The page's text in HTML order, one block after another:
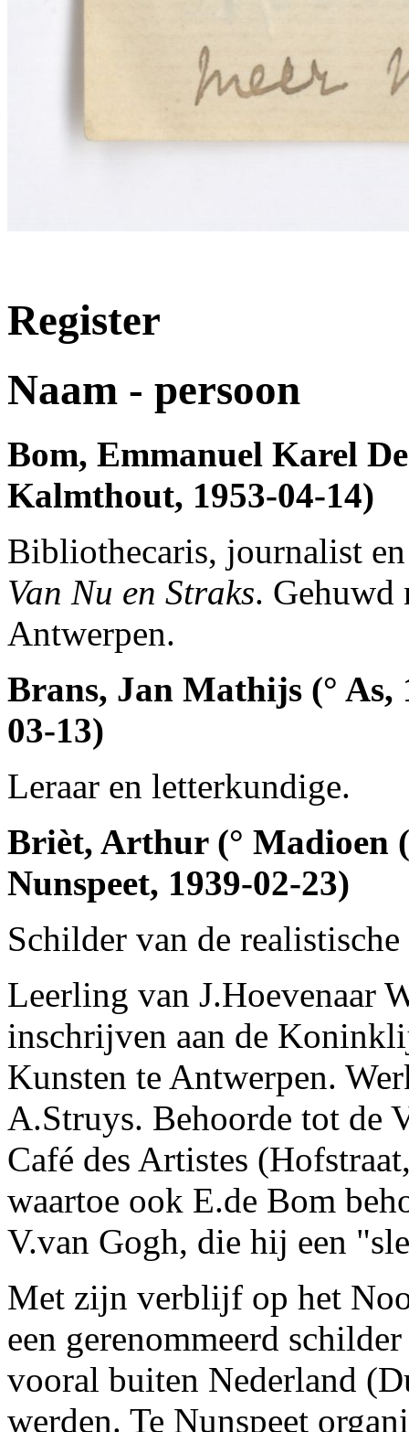
Register
Naam - persoon
Bom, Emmanuel Karel
Kalmthout, 1953-04-14)
Bibliothecaris, journalist
Van Nu en Straks.
Antwerpen.
Brans, Jan Mathijs (° As,
03-13)
Leraar en letterkundige.
Brièt, Arthur (° Madioen
Nunspeet, 1939-02-23)
Schilder van de
Leerling van J.Hoevenaar
inschrijven aan de
Kunsten te Antwerpen.
A.Struys. Behoorde tot de
Café des Artistes
waartoe ook E.de Bom
V.van Gogh, die hij een
Met zijn verblijf op het
een gerenommeerd
vooral buiten Nederland
werden. Te Nunspeet